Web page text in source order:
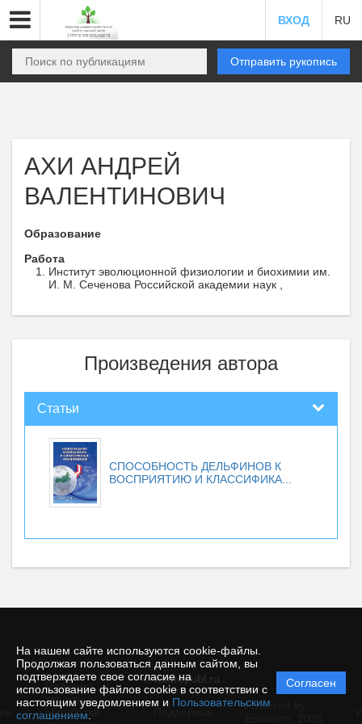
На нашем сайте используются cookie-файлы.
Продолжая пользоваться данным сайтом, вы
подтверждаете свое согласие на
использование файлов cookie в соответствии с
настоящим уведомлением и Пользовательским
соглашением
Согласен
ВХОД RU
Отправить рукопись
АХИ АНДРЕЙ
ВАЛЕНТИНОВИЧ
Образование
Работа
Институт эволюционной физиологии и биохимии им.
И. М. Сеченова Российской академии наук ,
Произведения автора
Статьи
СПОСОБНОСТЬ ДЕЛЬФИНОВ К
ВОСПРИЯТИЮ И КЛАССИФИКА...
© futurepubl.ru
Политика
защиты и
обработки
Powered by